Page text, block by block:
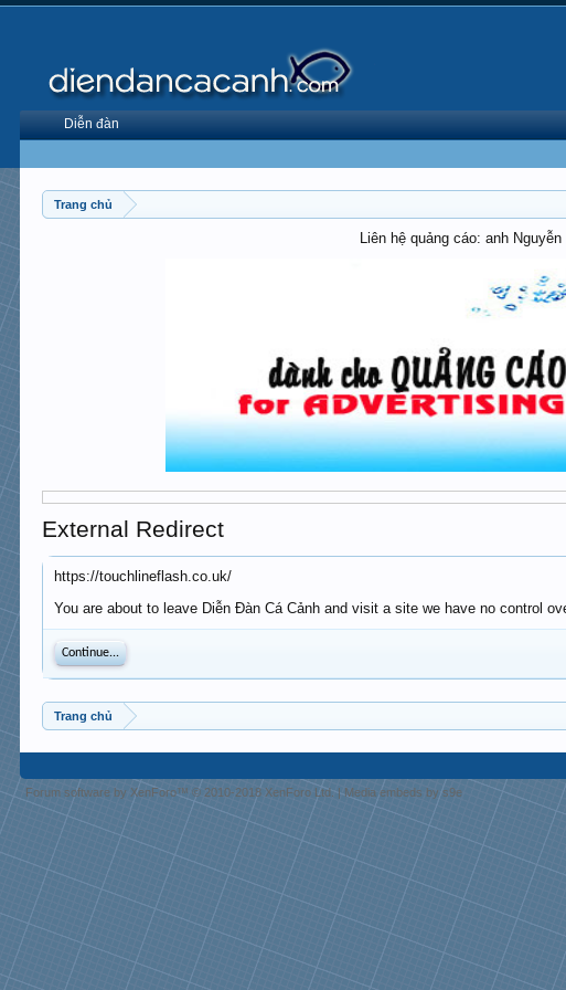
Trang chủ
Liên hệ quảng cáo: anh
External Redirect
https://touchlineflash.co.uk/
You are about to leave Diễn Đàn Cá Cảnh and visit a site we have no control
Continue...
Trang chủ
Diễn đàn
Forum software by XenForo™ © 2010-2018 XenForo Ltd. | Media embeds by s9e